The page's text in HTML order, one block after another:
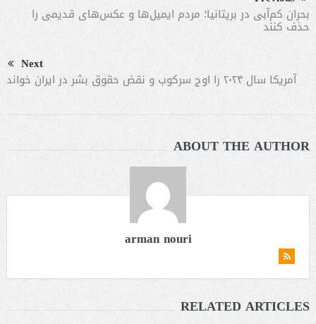
بحران کم‌آبی در بریتانیا؛ مردم ایمیل‌ها و عکس‌های قدیمی را
حذف کنند
Next
آمریکا سال ۲۰۲۴ را اوج‌ سرکوب و نقض حقوق بشر در ایران خواند
ABOUT THE AUTHOR
arman nouri
RELATED ARTICLES